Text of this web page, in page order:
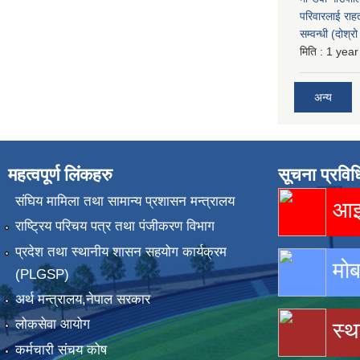
परिवारलाई
सम्वन्धी
मिति : 1
अन्य
महत्वपूर्ण लिंकहरु
संघिय मामिला तथा सामान्य प्रशासन मन्त्रालय
राष्ट्रिय परिचय पत्र तथा पंजीकरण विभाग
प्रदेश तथा स्थानीय शासन सहयोग कार्यक्रम
(PLGSP)
अर्थ मन्त्रालय,नेपाल सरकार
लोकसेवा आयोग
कर्मचारी संचय कोष
सूचना